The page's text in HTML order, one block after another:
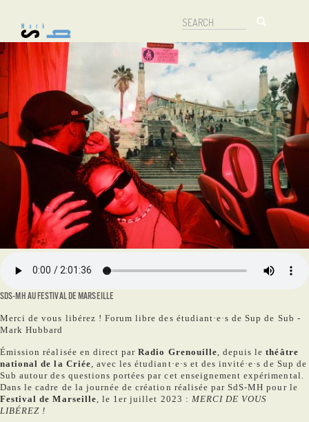
contenu
principal
Search
SDS-MH AU FESTIVAL DE MARSEILLE
Merci de vous libérez ! Forum libre des étudiant·e·s de Sup de Sub -
Mark Hubbard
Émission réalisée en direct parRadio Grenouille , depuis lethéâtre
national de la Criée , avec les étudiant·e·s et des invité·e·s de Sup de
Sub autour des questions portées par cet enseignement expérimental.
Dans le cadre de la journée de création réalisée par SdS-MH pour le
Festival de Marseille , le 1er juillet 2023 : MERCI DE VOUS
LIBÉREZ !